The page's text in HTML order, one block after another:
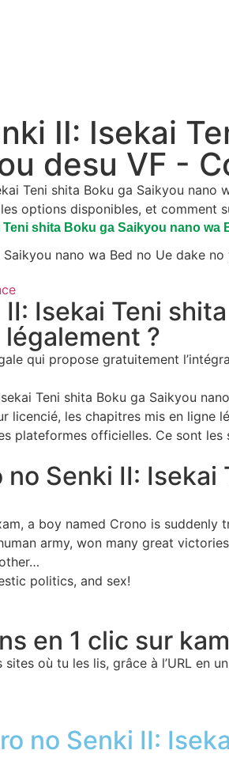
II: Isekai
desu VF -
Teni shita Boku ga Saikyou
options disponibles, et comment
Teni shita Boku ga Saikyou nano wa
nano wa Bed no Ue dake no
Isekai Teni
?
qui propose gratuitement
Teni shita Boku ga Saikyou
licencié, les chapitres mis en
plateformes officielles. Ce sont
Senki II:
a boy named Crono is suddenly
army, won many great
politics, and sex!
en 1 clic sur
où tu les lis, grâce à l’URL en
no Senki II: